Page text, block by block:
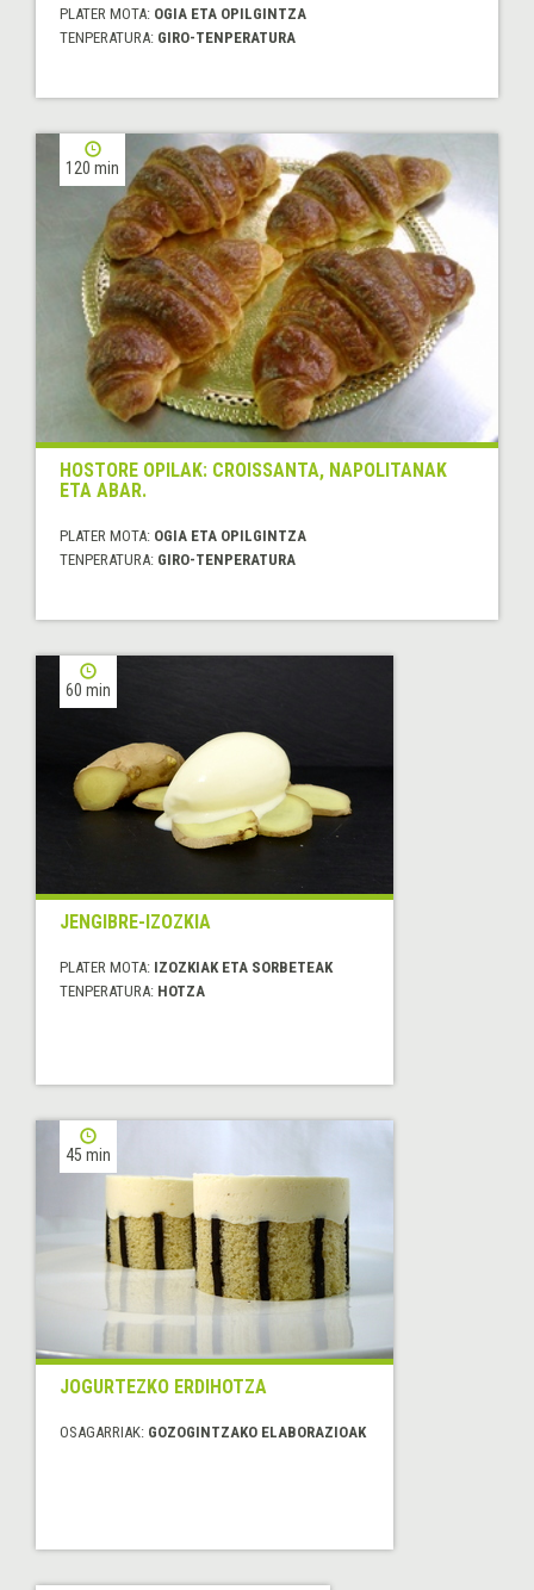
PLATER MOTA: OGIA ETA OPILGINTZA
TENPERATURA: GIRO-TENPERATURA
120 min
HOSTORE OPILAK: CROISSANTA, NAPOLITANAK
ETA ABAR.
PLATER MOTA: OGIA ETA OPILGINTZA
TENPERATURA: GIRO-TENPERATURA
60 min
JENGIBRE-IZOZKIA
PLATER MOTA: IZOZKIAK ETA SORBETEAK
TENPERATURA: HOTZA
45 min
JOGURTEZKO ERDIHOTZA
OSAGARRIAK: GOZOGINTZAKO ELABORAZIOAK